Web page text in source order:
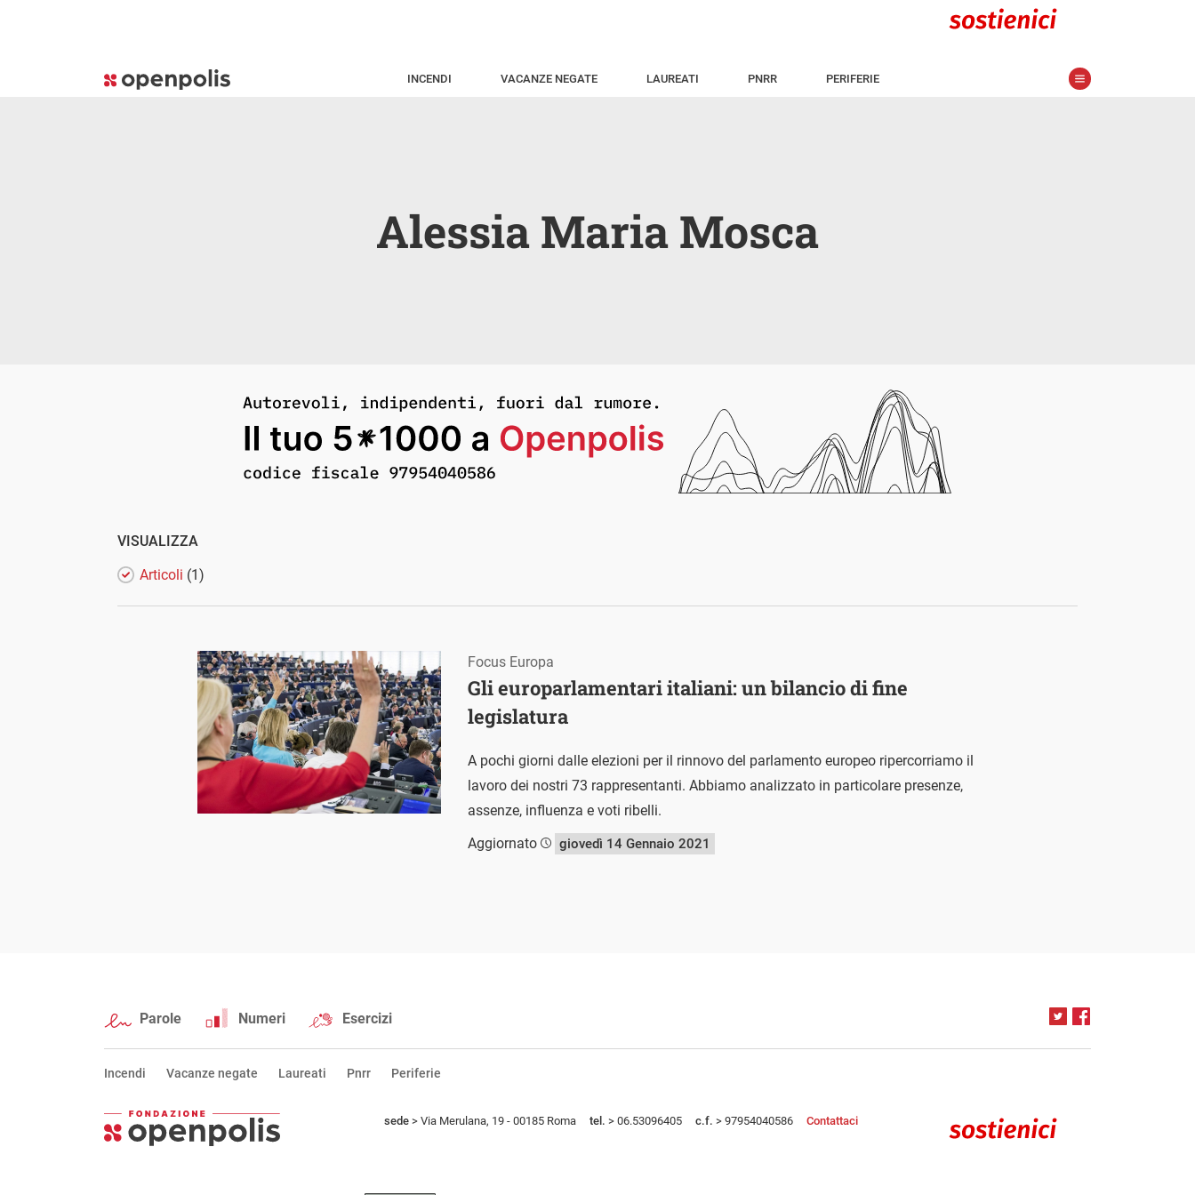
INCENDI VACANZE NEGATE LAUREATI PNRR PERIFERIE
Alessia Maria Mosca
VISUALIZZA
Articoli (1)
Gli europarlamentari italiani: un bilancio di fine
legislatura
Focus Europa
A pochi giorni dalle elezioni per il rinnovo del parlamento europeo ripercorriamo il
lavoro dei nostri 73 rappresentanti. Abbiamo analizzato in particolare presenze,
assenze, influenza e voti ribelli.
Aggiornato
giovedì 14 Gennaio 2021
Parole Numeri Esercizi
Incendi Vacanze negate Laureati Pnrr Periferie
sede > Via Merulana, 19 - 00185 Roma tel. > 06.53096405 c.f. > 97954040586 Contattaci